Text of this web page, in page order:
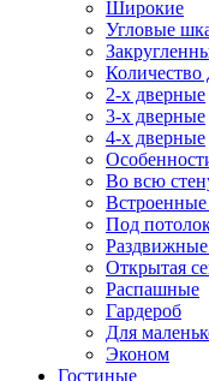
Широкие
Угловые
Количество
2-х дверные
3-х дверные
4-х дверные
Во всю
Под
Открытая
Распашные
Гардероб
Для
Эконом
Гостиные